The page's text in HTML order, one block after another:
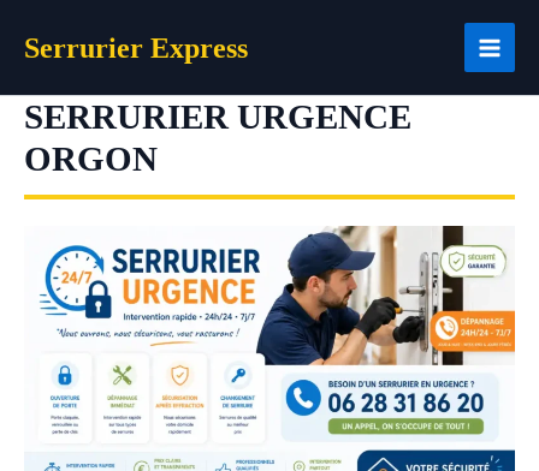
Serrurier Express
SERRURIER URGENCE
ORGON